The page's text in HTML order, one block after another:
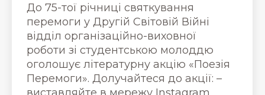
До 75-тої річниці святкування
перемоги у Другій Світовій Війні
відділ організаційно-виховної
роботи зі студентською молоддю
оголошує літературну акцію «Поезія
Перемоги». Долучайтеся до акції: –